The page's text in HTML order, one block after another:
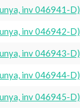
inv 046941-D)
inv 046942-D)
inv 046943-D)
inv 046944-D)
inv 046945-D)